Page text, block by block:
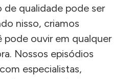
qualidade pode ser
nisso, criamos
pode ouvir em qualquer
Nossos episódios
especialistas,